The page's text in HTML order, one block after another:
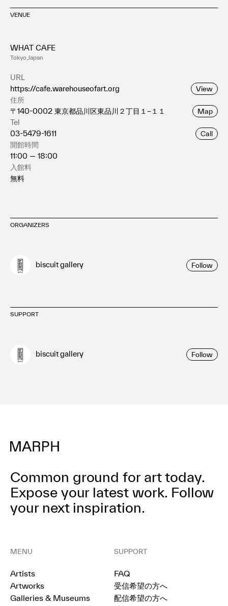
VENUE
WHAT CAFE
Tokyo,Japan
URL
https://cafe.warehouseofart.org
View
住所
〒140-0002 東京都品川区東品川２丁目１−１１
Map
Tel
03-5479-1611
Call
開館時間
11:00 — 18:00
入館料
無料
ORGANIZERS
biscuit gallery Follow
SUPPORT
biscuit gallery Follow
Common ground for art today.
Expose your latest work. Follow
your next inspiration.
MENU
Artists
Artworks
Galleries & Museums
SUPPORT
FAQ
受信希望の方へ
配信希望の方へ